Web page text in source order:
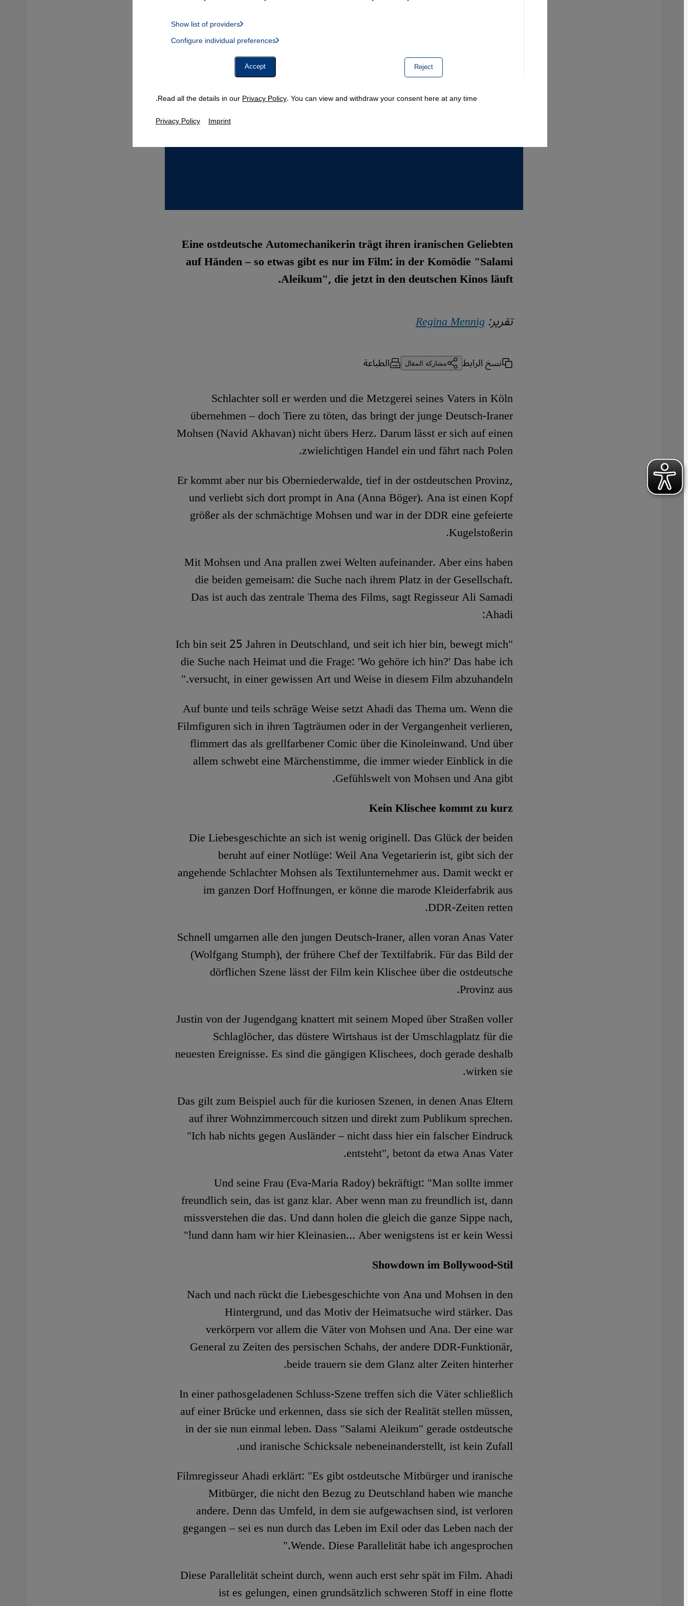
Eine ostdeutsche Automechanikerin trägt ihren iranischen Geliebten
auf Händen – so etwas gibt es nur im Film: in der Komödie "Salami
Aleikum", die jetzt in den deutschen Kinos läuft.
تقرير:Regina Mennig
نسخ الرابط مشاركة المقال الطباعة
Schlachter soll er werden und die Metzgerei seines Vaters in Köln
übernehmen – doch Tiere zu töten, das bringt der junge Deutsch-Iraner
Mohsen (Navid Akhavan) nicht übers Herz. Darum lässt er sich auf einen
zwielichtigen Handel ein und fährt nach Polen.
Er kommt aber nur bis Oberniederwalde, tief in der ostdeutschen Provinz,
und verliebt sich dort prompt in Ana (Anna Böger). Ana ist einen Kopf
größer als der schmächtige Mohsen und war in der DDR eine gefeierte
Kugelstoßerin.
Mit Mohsen und Ana prallen zwei Welten aufeinander. Aber eins haben
die beiden gemeisam: die Suche nach ihrem Platz in der Gesellschaft.
Das ist auch das zentrale Thema des Films, sagt Regisseur Ali Samadi
Ahadi:
"Ich bin seit 25 Jahren in Deutschland, und seit ich hier bin, bewegt mich
die Suche nach Heimat und die Frage: 'Wo gehöre ich hin?' Das habe ich
versucht, in einer gewissen Art und Weise in diesem Film abzuhandeln."
Auf bunte und teils schräge Weise setzt Ahadi das Thema um. Wenn die
Filmfiguren sich in ihren Tagträumen oder in der Vergangenheit verlieren,
flimmert das als grellfarbener Comic über die Kinoleinwand. Und über
allem schwebt eine Märchenstimme, die immer wieder Einblick in die
Gefühlswelt von Mohsen und Ana gibt.
Kein Klischee kommt zu kurz
Die Liebesgeschichte an sich ist wenig originell. Das Glück der beiden
beruht auf einer Notlüge: Weil Ana Vegetarierin ist, gibt sich der
angehende Schlachter Mohsen als Textilunternehmer aus. Damit weckt er
im ganzen Dorf Hoffnungen, er könne die marode Kleiderfabrik aus
DDR-Zeiten retten.
Schnell umgarnen alle den jungen Deutsch-Iraner, allen voran Anas Vater
(Wolfgang Stumph), der frühere Chef der Textilfabrik. Für das Bild der
dörflichen Szene lässt der Film kein Klischee über die ostdeutsche
Provinz aus.
Justin von der Jugendgang knattert mit seinem Moped über Straßen voller
Schlaglöcher, das düstere Wirtshaus ist der Umschlagplatz für die
neuesten Ereignisse. Es sind die gängigen Klischees, doch gerade deshalb
wirken sie.
Das gilt zum Beispiel auch für die kuriosen Szenen, in denen Anas Eltern
auf ihrer Wohnzimmercouch sitzen und direkt zum Publikum sprechen.
"Ich hab nichts gegen Ausländer – nicht dass hier ein falscher Eindruck
entsteht", betont da etwa Anas Vater.
Und seine Frau (Eva-Maria Radoy) bekräftigt: "Man sollte immer
freundlich sein, das ist ganz klar. Aber wenn man zu freundlich ist, dann
missverstehen die das. Und dann holen die gleich die ganze Sippe nach,
und dann ham wir hier Kleinasien... Aber wenigstens ist er kein Wessi!"
Showdown im Bollywood-Stil
Nach und nach rückt die Liebesgeschichte von Ana und Mohsen in den
Hintergrund, und das Motiv der Heimatsuche wird stärker. Das
verkörpern vor allem die Väter von Mohsen und Ana. Der eine war
General zu Zeiten des persischen Schahs, der andere DDR-Funktionär,
beide trauern sie dem Glanz alter Zeiten hinterher.
In einer pathosgeladenen Schluss-Szene treffen sich die Väter schließlich
auf einer Brücke und erkennen, dass sie sich der Realität stellen müssen,
in der sie nun einmal leben. Dass "Salami Aleikum" gerade ostdeutsche
und iranische Schicksale nebeneinanderstellt, ist kein Zufall.
Filmregisseur Ahadi erklärt: "Es gibt ostdeutsche Mitbürger und iranische
Mitbürger, die nicht den Bezug zu Deutschland haben wie manche
andere. Denn das Umfeld, in dem sie aufgewachsen sind, ist verloren
gegangen – sei es nun durch das Leben im Exil oder das Leben nach der
Wende. Diese Parallelität habe ich angesprochen."
Diese Parallelität scheint durch, wenn auch erst sehr spät im Film. Ahadi
ist es gelungen, einen grundsätzlich schweren Stoff in eine flotte
Reject
Show list of providers
Google Maps Embed, Google Tag Manager, Instagram Embed, Twitter Embed, Youtube Embed
Configure individual preferences
Accept
Read all the details in ourPrivacy Policy. You can view and withdraw your consent here at any time.
Privacy Policy Imprint